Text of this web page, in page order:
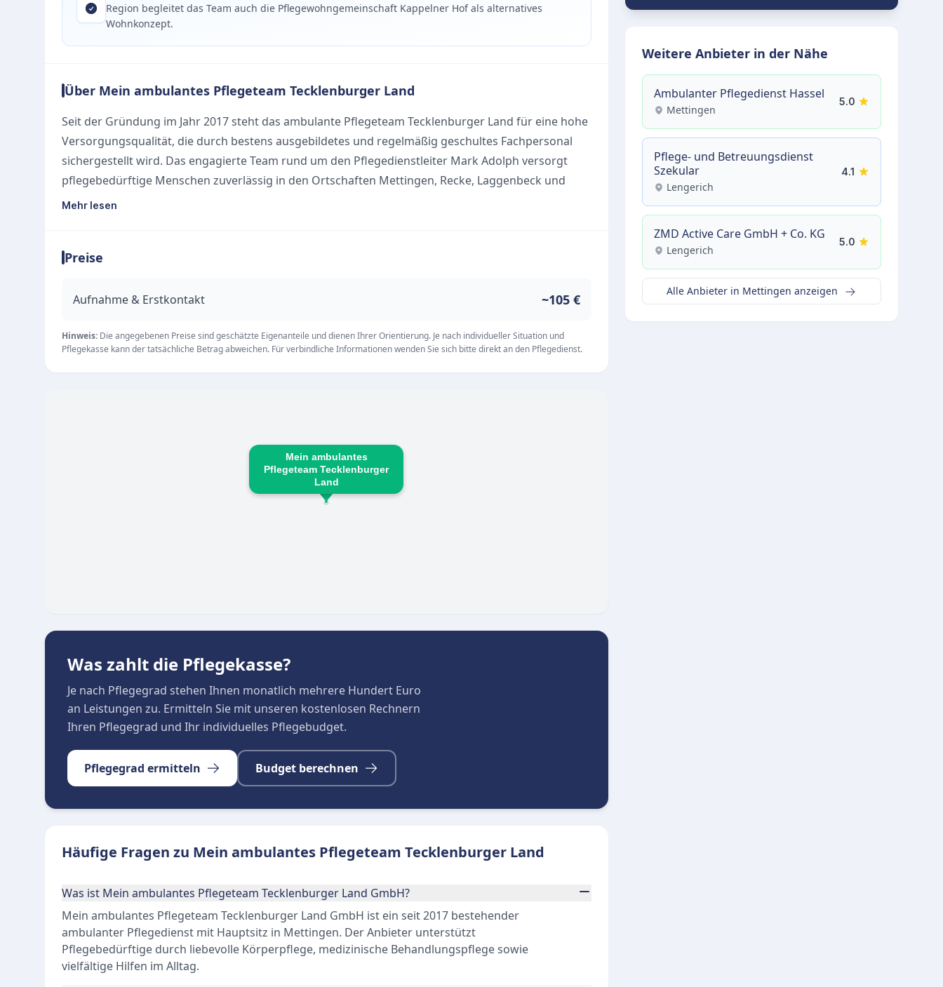
Region begleitet das Team auch die Pflegewohngemeinschaft Kappelner Hof als alternatives
Wohnkonzept.
Über Mein ambulantes Pflegeteam Tecklenburger Land
Seit der Gründung im Jahr 2017 steht das ambulante Pflegeteam Tecklenburger Land für eine hohe
Versorgungsqualität, die durch bestens ausgebildetes und regelmäßig geschultes Fachpersonal
sichergestellt wird. Das engagierte Team rund um den Pflegedienstleiter Mark Adolph versorgt
pflegebedürftige Menschen zuverlässig in den Ortschaften Mettingen, Recke, Laggenbeck und
Bockraden. Ein weiterer Standort betreut zudem Klienten in Lotte, Westerkappeln und Atter und
Grundpflege:
Behandlungspflege:Fachgerechte Übernahme ärztlich verordneter Maßnahmen wie der
Alltagsbegleitung:Praktische Hilfen im Haushalt, beim Kochen und bei der Wäschepflege, gepaart
mit ausreichend Zeit für die sozialen Bedürfnisse der Klienten.
Pflegeberatung:Individuelle Unterstützung durch ausgebildete Beraterinnen zur Ermittlung von
Mehr lesen
Preise
Aufnahme & Erstkontakt ~105 €
Hinweis: Die angegebenen Preise sind geschätzte Eigenanteile und dienen Ihrer Orientierung. Je nach individueller Situation und
Pflegekasse kann der tatsächliche Betrag abweichen. Für verbindliche Informationen wenden Sie sich bitte direkt an den Pflegedienst.
Mein ambulantes
Pflegeteam Tecklenburger
Land
Was zahlt die Pflegekasse?
Je nach Pflegegrad stehen Ihnen monatlich mehrere Hundert Euro
an Leistungen zu. Ermitteln Sie mit unseren kostenlosen Rechnern
Ihren Pflegegrad und Ihr individuelles Pflegebudget.
Pflegegrad ermitteln Budget berechnen
Häufige Fragen zu Mein ambulantes Pflegeteam Tecklenburger Land
Was ist Mein ambulantes Pflegeteam Tecklenburger Land GmbH?
Mein ambulantes Pflegeteam Tecklenburger Land GmbH ist ein seit 2017 bestehender
ambulanter Pflegedienst mit Hauptsitz in Mettingen. Der Anbieter unterstützt
Pflegebedürftige durch liebevolle Körperpflege, medizinische Behandlungspflege sowie
vielfältige Hilfen im Alltag.
Weitere Anbieter in der Nähe
Ambulanter Pflegedienst Hassel
Mettingen
5.0
Pflege- und Betreuungsdienst
Szekular
Lengerich
4.1
ZMD Active Care GmbH + Co. KG
Lengerich
5.0
Alle Anbieter in Mettingen anzeigen